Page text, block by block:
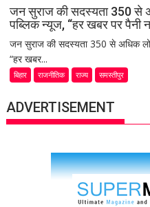
जन सुराज की सदस्यता 350 से
पब्लिक न्यूज, “हर खबर पर पैनी
जन सुराज की सदस्यता 350 से अधिक
“हर खबर...
बिहार राजनीतिक राज्य समस्तीपुर
ADVERTISEMENT